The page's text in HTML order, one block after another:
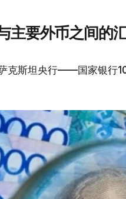
主要外币之间的
克斯坦央行——国家银行